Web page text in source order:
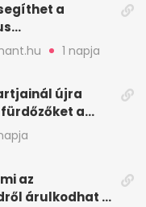
a
de nem
1 napja
újra
a
vízben
az
árulkodhat –